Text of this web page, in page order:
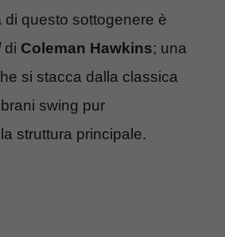
di questo sottogenere è
di Coleman Hawkins; una
si stacca dalla classica
swing pur
struttura principale.